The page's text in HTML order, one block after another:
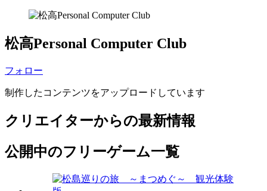
松高Personal Computer Club
フォロー
制作したコンテンツをアップロードしています
クリエイターからの最新情報
公開中のフリーゲーム一覧